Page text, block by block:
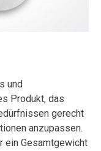
und
Produkt, das
gerecht
anzupassen.
ein Gesamtgewicht